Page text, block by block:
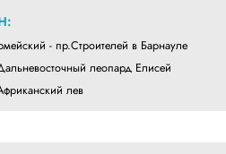
- пр.Строителей в Барнауле
леопард Елисей
лев